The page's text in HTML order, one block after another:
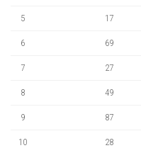
5 17
6 69
7 27
8 49
9 87
10 28